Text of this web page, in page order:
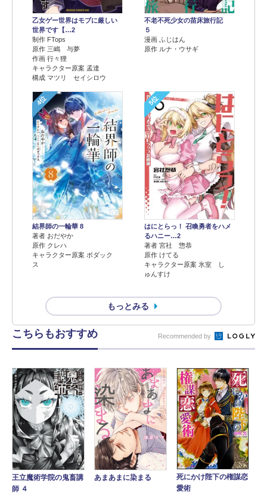
乙女ゲー世界はモブに厳しい
世界です【…2
制作 FTops
原作 三嶋 与夢
作画 行々狸
キャラクター原案 孟達
構成 マツリ セイシロウ
不老不死少女の苗床旅行記
５
漫画 ふじはん
原作 ルナ・ウサギ
4位
結界師の一輪華 8
著者 おだやか
原作 クレハ
キャラクター原案 ボダック
ス
5位
はにとらっ！ 召喚勇者をハメ
るハニー…2
著者 宮社 惣恭
原作 けてる
キャラクター原案 氷室 し
ゅんすけ
もっとみる
こちらもおすすめ Recommended by
王立魔術学院の鬼畜講
師 ４
あまあまに染まる
死にかけ陛下の権謀恋
愛術